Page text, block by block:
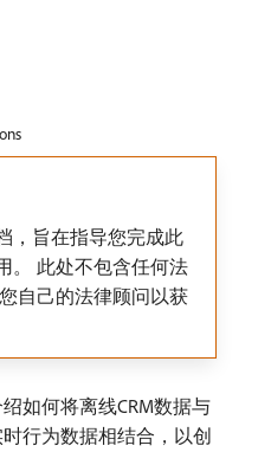
，旨在指导您完成此
。 此处不包含任何法
自己的法律顾问以获
如何将离线CRM数据与
行为数据相结合，以创